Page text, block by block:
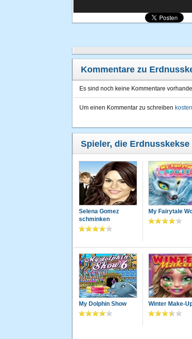
Kommentare zu
Es sind noch keine Kommentare
Um einen Kommentar zu schreiben
Spieler, die
Selena Gomez
schminken
My Fairytale
My Dolphin Show Winter Make-